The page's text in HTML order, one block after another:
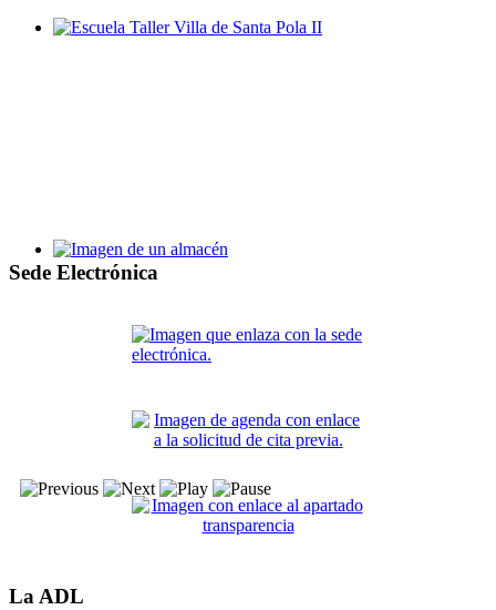
Taller de Empleo Villa de Santa Pola XV
Sede Electrónica
La ADL